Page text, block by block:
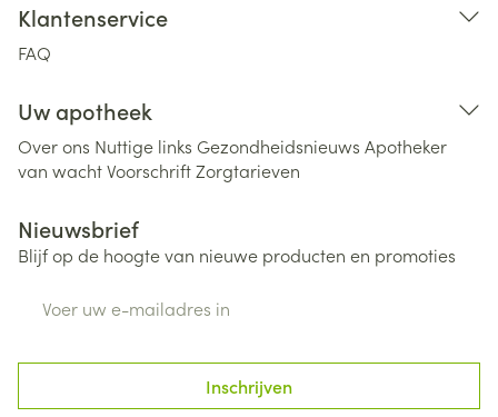
Klantenservice
FAQ
Uw apotheek
Over ons Nuttige links Gezondheidsnieuws Apotheker
van wachtVoorschriftZorgtarieven
Nieuwsbrief
Blijf op de hoogte van nieuwe producten en promoties
Inschrijven